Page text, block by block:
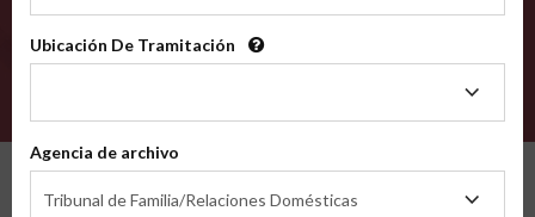
Tramitación
Ubicación De Tramitación
Tramitación
Agencia de archivo
Tribunal de Familia/Relaciones Domésticas
de